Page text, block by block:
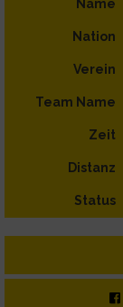
Name
Nation
Verein
Team Name
Zeit
Distanz
Status